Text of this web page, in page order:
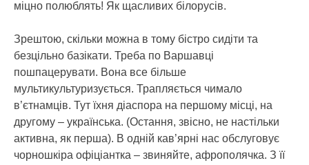
міцно полюблять! Як щасливих білорусів.
Зрештою, скільки можна в тому бістро сидіти та
безцільно базікати. Треба по Варшавці
пошпацерувати. Вона все більше
мультикультуризується. Трапляється чимало
в’єтнамців. Тут їхня діаспора на першому місці, на
другому – українська. (Остання, звісно, не настільки
активна, як перша). В одній кав’ярні нас обслуговує
чорношкіра офіціантка – звиняйте, афрополячка. З її